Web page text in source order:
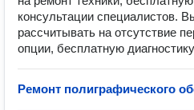
консультации специалистов.
рассчитывать на отсутствие
опции, бесплатную
Ремонт полиграфического